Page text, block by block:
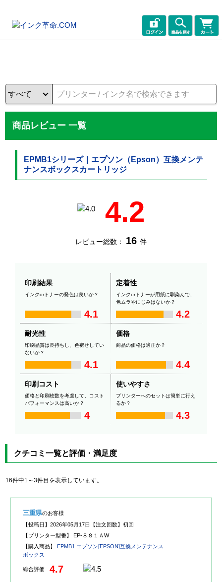
商品レビュー 一覧
EPMB1シリーズ｜エプソン（Epson）互換メンテ
ナンスボックスカートリッジ
4.2
レビュー総数： 16 件
印刷結果
インクorトナーの発色は良いか？
4.1
定着性
インクorトナーが用紙に馴染んで、
色ムラやにじみはないか？
4.2
耐光性
印刷品質は長持ちし、色褪せしてい
ないか？
4.1
価格
商品の価格は適正か？
4.4
印刷コスト
価格と印刷枚数を考慮して、コスト
パフォーマンスは高いか？
4
使いやすさ
プリンターへのセットは簡単に行え
るか？
4.3
クチコミ一覧と評価・満足度
16件中1～3件目を表示しています。
三重県のお客様
【投稿日】 2026年05月17日 【注文回数】 初回
【プリンター型番】 EP-８８１ＡW
【購入商品】 EPMB1 エプソン[EPSON]互換メンテナンス
ボックス
総合評価 4.7